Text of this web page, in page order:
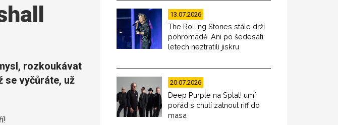
rozkoukávat
se vyčůráte, už
13.07.2026
The Rolling Stones stále drží
pohromadě. Ani po šedesáti
letech neztratili jiskru
20.07.2026
Deep Purple na Splat! umí
pořád s chutí zatnout riff do
masa